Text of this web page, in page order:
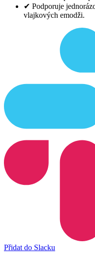
✔ Podporuje
vlajkových emodži.
Přidat do Slacku